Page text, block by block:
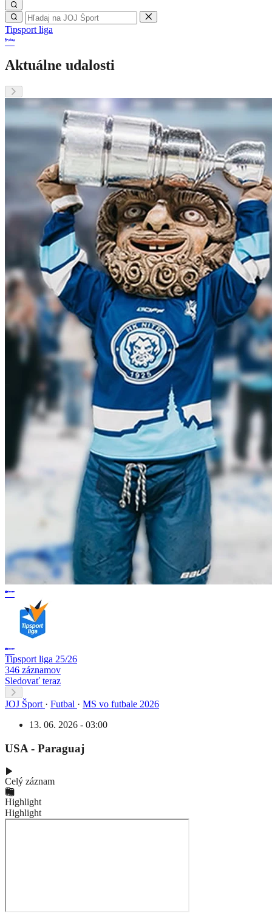
Tipsport liga
Aktuálne udalosti
Tipsport liga 25/26
346 záznamov
Sledovať teraz
JOJ Šport · Futbal · MS vo futbale 2026
13. 06. 2026 - 03:00
USA - Paraguaj
Celý záznam
Highlight
Highlight